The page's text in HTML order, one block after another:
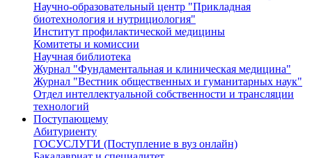
Научно-образовательный центр "Прикладная
биотехнология и нутрициология"
Институт профилактической медицины
Комитеты и комиссии
Научная библиотека
Журнал "Фундаментальная и клиническая медицина"
Журнал "Вестник общественных и гуманитарных наук"
Отдел интеллектуальной собственности и трансляции
технологий
Поступающему
Абитуриенту
ГОСУСЛУГИ (Поступление в вуз онлайн)